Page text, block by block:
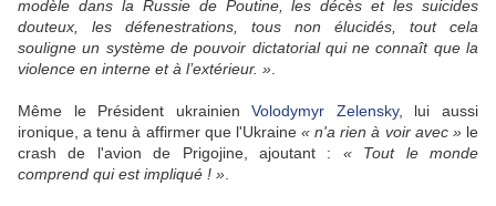
modèle dans la Russie de Poutine, les décès et les suicides
douteux, les défenestrations, tous non élucidés, tout cela
souligne un système de pouvoir dictatorial qui ne connaît que la
violence en interne et à l’extérieur. »
Même le Président ukrainienVolodymyr Zelensky, lui aussi
ironique, a tenu à affirmer que l'Ukraine « n'a rien à voir avec »le
crash de l'avion de Prigojine, ajoutant : « Tout le monde
comprend qui est impliqué ! »